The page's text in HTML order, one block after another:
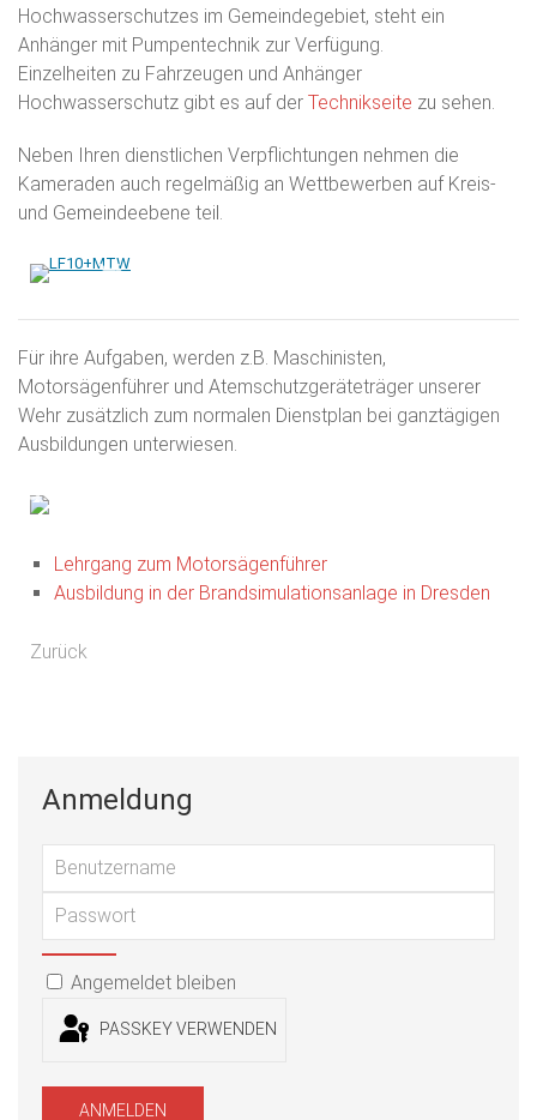
Hochwasserschutzes im Gemeindegebiet, steht ein
Anhänger mit Pumpentechnik zur Verfügung.
Einzelheiten zu Fahrzeugen und Anhänger
Hochwasserschutz gibt es auf der Technikseite zu sehen.
Neben Ihren dienstlichen Verpflichtungen nehmen die
Kameraden auch regelmäßig an Wettbewerben auf Kreis-
und Gemeindeebene teil.
Für ihre Aufgaben, werden z.B. Maschinisten,
Motorsägenführer und Atemschutzgeräteträger unserer
Wehr zusätzlich zum normalen Dienstplan bei ganztägigen
Ausbildungen unterwiesen.
Lehrgang zum Motorsägenführer
Ausbildung in der Brandsimulationsanlage in Dresden
Vorheriger Beitrag: Werde Mitglied in der Feuerwehr Oelsa
Zurück
Anmeldung
Passwort
PASSWORT ANZEIGEN
Angemeldet bleiben
PASSKEY VERWENDEN
ANMELDEN